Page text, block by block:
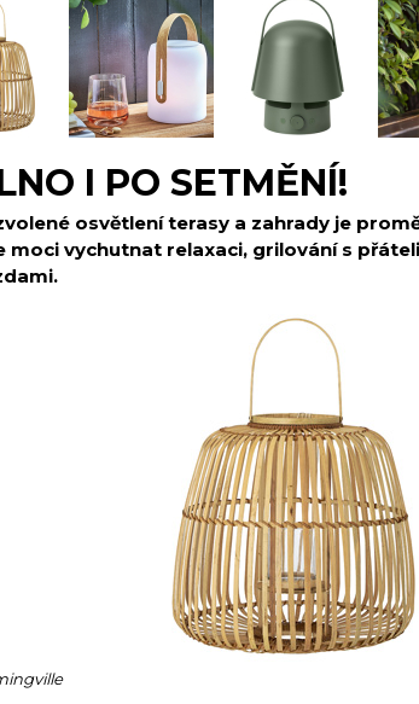
I PO SETMĚNÍ!
osvětlení terasy a zahrady je
moci vychutnat relaxaci, grilování s přáteli